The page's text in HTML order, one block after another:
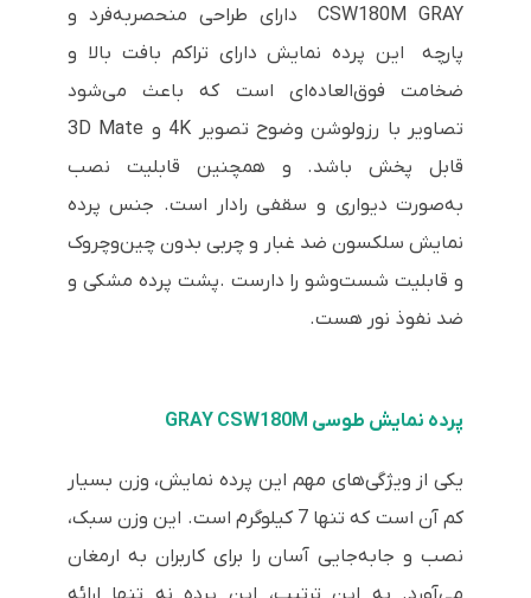
CSW180M GRAY دارای طراحی منحصربه‌فرد و
پارچه این پرده نمایش دارای تراکم بافت بالا و
ضخامت فوق‌العاده‌ای است که باعث می‌شود
تصاویر با رزولوشن وضوح تصویر 4K و 3D Mate
قابل پخش باشد. و همچنین قابلیت نصب
به‌صورت دیواری و سقفی رادار است. جنس پرده
نمایش سلکسون ضد غبار و چربی بدون چین‌وچروک
و قابلیت شست‌وشو را دارست .پشت پرده مشکی و
ضد نفوذ نور هست.
پرده نمایش طوسی GRAY CSW180M
یکی از ویژگی‌های مهم این پرده نمایش، وزن بسیار
کم آن است که تنها 7 کیلوگرم است. این وزن سبک،
نصب و جابه‌جایی آسان را برای کاربران به ارمغان